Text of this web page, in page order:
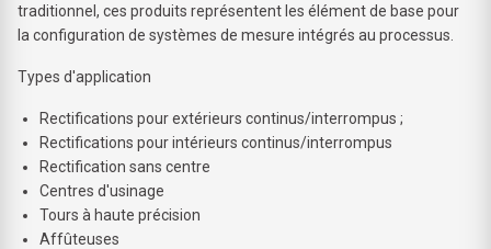
traditionnel, ces produits représentent les élément de base pour
la configuration de systèmes de mesure intégrés au processus.
Types d'application
Rectifications pour extérieurs continus/interrompus ;
Rectifications pour intérieurs continus/interrompus
Rectification sans centre
Centres d'usinage
Tours à haute précision
Affûteuses